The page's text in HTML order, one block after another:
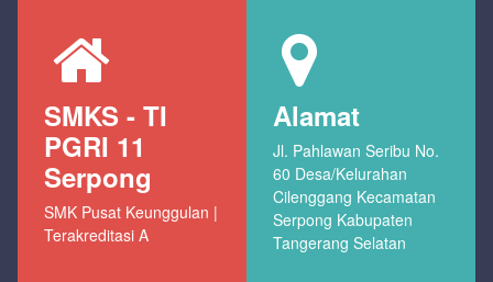
SMKS - TI
PGRI 11
Serpong
SMK Pusat Keunggulan |
Terakreditasi A
Alamat
Jl. Pahlawan Seribu No.
60 Desa/Kelurahan
Cilenggang Kecamatan
Serpong Kabupaten
Tangerang Selatan